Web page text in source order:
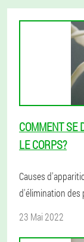
COMMENT SE
LE CORPS?
Causes
d'élimination des
23 Mai 2022